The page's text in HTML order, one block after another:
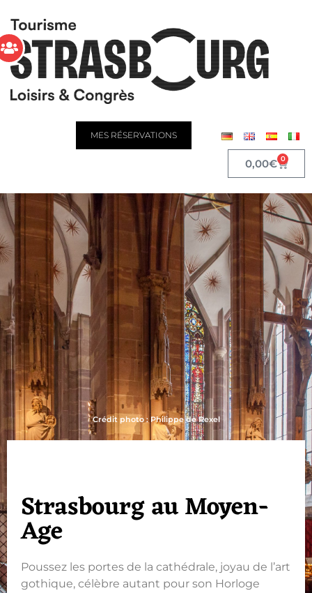
MES RÉSERVATIONS
0,00€ 0
Crédit photo : Philippe de Rexel
Strasbourg au Moyen-
Age
Poussez les portes de la cathédrale, joyau de l’art
gothique, célèbre autant pour son Horloge